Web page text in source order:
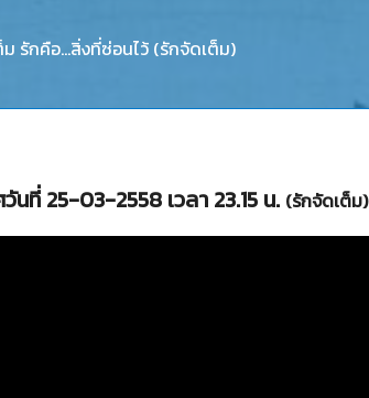
รักคือ...สิ่งที่ซ่อนไว้ (รักจัดเต็ม)
ที่ 25-03-2558 เวลา 23.15 น. (รักจัดเต็ม)